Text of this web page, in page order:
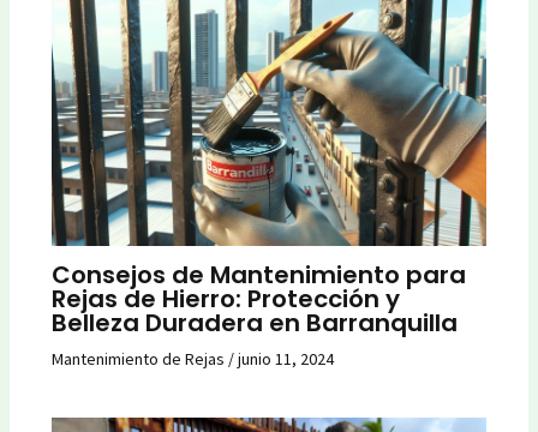
Consejos de Mantenimiento para
Rejas de Hierro: Protección y
Belleza Duradera en Barranquilla
Mantenimiento de Rejas /junio 11, 2024